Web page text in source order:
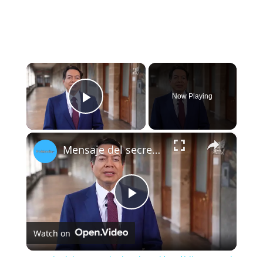
×
Play Video
Now Playing
×
Play
Video
Mensaje del secretario de Educación Pública para el Consejo Técnico Escolar (1)
Watch on